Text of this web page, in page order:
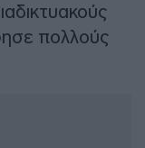
πολλούς